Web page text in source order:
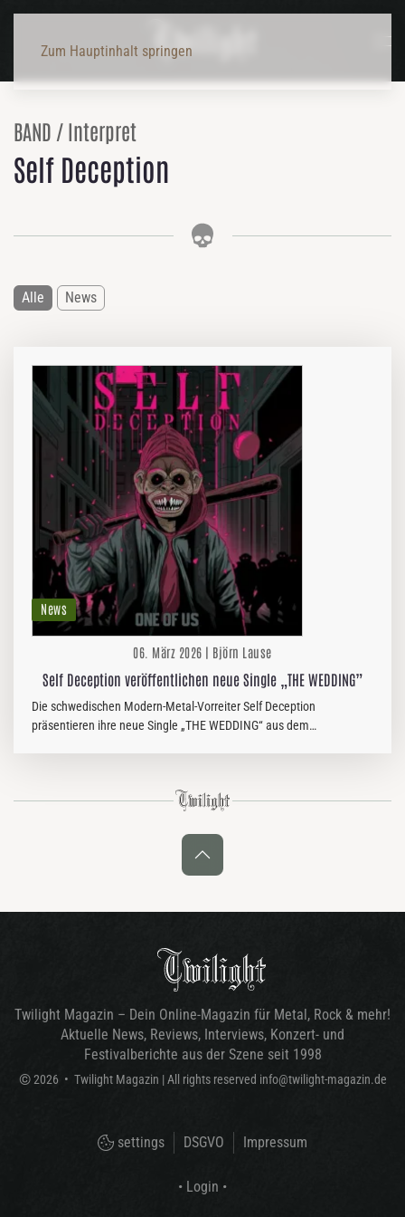
Zum Hauptinhalt springen
BAND / Interpret
Self Deception
Alle News
News
06. März 2026 | Björn Lause
Self Deception veröffentlichen neue Single „THE WEDDING”
Die schwedischen Modern-Metal-Vorreiter Self Deception
präsentieren ihre neue Single „THE WEDDING“ aus dem
Twilight Magazin – Dein Online-Magazin für Metal, Rock & mehr!
Aktuelle News, Reviews, Interviews, Konzert- und
Festivalberichte aus der Szene seit 1998
© 2026 • Twilight Magazin | All rights reserved info@twilight-magazin.de
settings DSGVO Impressum
• Login •